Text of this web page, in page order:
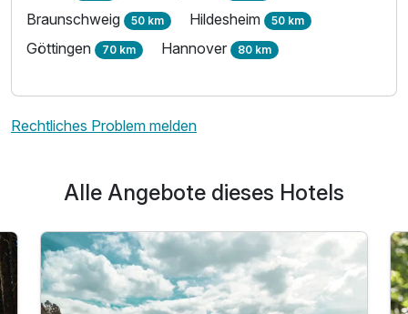
Braunschweig 50 km Hildesheim 50 km
Göttingen 70 km Hannover 80 km
Rechtliches Problem melden
Alle Angebote dieses Hotels